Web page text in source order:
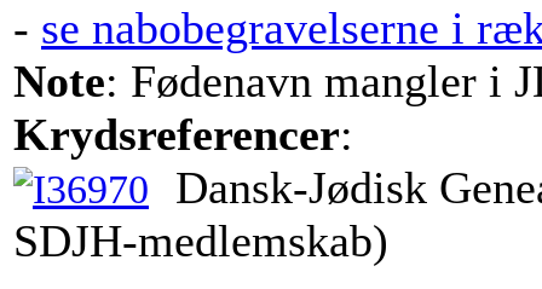
- se nabobegravelserne i
Note: Fødenavn mangler i
Krydsreferencer:
Dansk-Jødisk
SDJH-medlemskab)